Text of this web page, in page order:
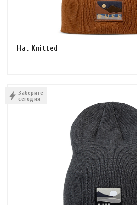
Hat Knitted
КУПИТЬ В 1 КЛИК
Заберите
сегодня